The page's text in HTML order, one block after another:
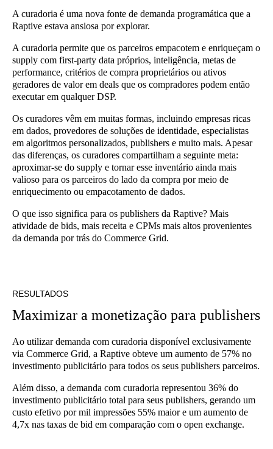
A curadoria é uma nova fonte de demanda programática que a
Raptive estava ansiosa por explorar.
A curadoria permite que os parceiros empacotem e enriqueçam o
supply com first-party data próprios, inteligência, metas de
performance, critérios de compra proprietários ou ativos
geradores de valor em deals que os compradores podem então
executar em qualquer DSP.
Os curadores vêm em muitas formas, incluindo empresas ricas
em dados, provedores de soluções de identidade, especialistas
em algoritmos personalizados, publishers e muito mais. Apesar
das diferenças, os curadores compartilham a seguinte meta:
aproximar-se do supply e tornar esse inventário ainda mais
valioso para os parceiros do lado da compra por meio de
enriquecimento ou empacotamento de dados.
O que isso significa para os publishers da Raptive? Mais
atividade de bids, mais receita e CPMs mais altos provenientes
da demanda por trás do Commerce Grid.
RESULTADOS
Maximizar a monetização para publishers
Ao utilizar demanda com curadoria disponível exclusivamente
via Commerce Grid, a Raptive obteve um aumento de 57% no
investimento publicitário para todos os seus publishers parceiros.
Além disso, a demanda com curadoria representou 36% do
investimento publicitário total para seus publishers, gerando um
custo efetivo por mil impressões 55% maior e um aumento de
4,7x nas taxas de bid em comparação com o open exchange.